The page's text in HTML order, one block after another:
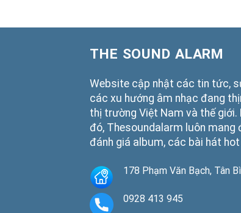
THE SOUND ALARM
Website cập nhật các tin tức,
các xu hướng âm nhạc đang
thị trường Việt Nam và thế giới.
đó, Thesoundalarm luôn mang
đánh giá album, các bài hát
178 Phạm Văn Bạch, Tân
0928 413 945